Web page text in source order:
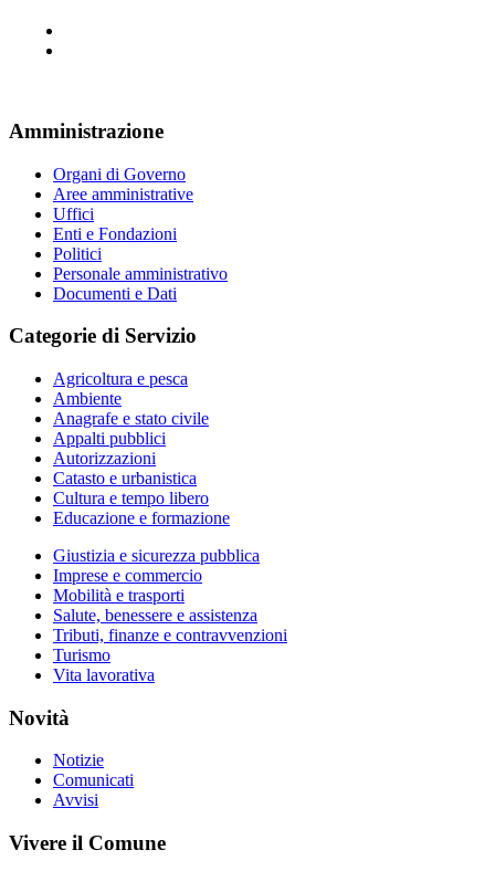
Amministrazione
Organi di Governo
Aree amministrative
Uffici
Enti e Fondazioni
Politici
Personale amministrativo
Documenti e Dati
Categorie di Servizio
Agricoltura e pesca
Ambiente
Anagrafe e stato civile
Appalti pubblici
Autorizzazioni
Catasto e urbanistica
Cultura e tempo libero
Educazione e formazione
Giustizia e sicurezza pubblica
Imprese e commercio
Mobilità e trasporti
Salute, benessere e assistenza
Tributi, finanze e contravvenzioni
Turismo
Vita lavorativa
Novità
Notizie
Comunicati
Avvisi
Vivere il Comune